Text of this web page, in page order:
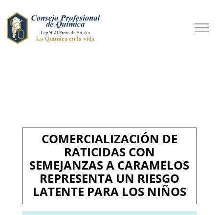
COMERCIALIZACIÓN DE
RATICIDAS CON
SEMEJANZAS A CARAMELOS
REPRESENTA UN RIESGO
LATENTE PARA LOS NIÑOS